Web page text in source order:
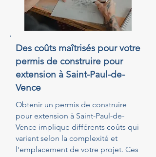
Des coûts maîtrisés pour votre
permis de construire pour
extension à Saint-Paul-de-
Vence
Obtenir un permis de construire
pour extension à Saint-Paul-de-
Vence implique différents coûts qui
varient selon la complexité et
l'emplacement de votre projet. Ces